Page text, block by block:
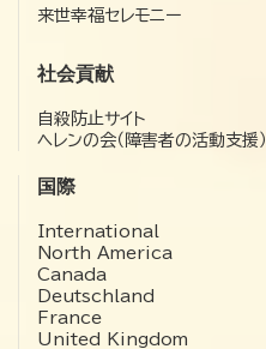
来世幸福セレモニー
社会貢献
自殺防止サイト
ヘレンの会（障害者の活動支援）
国際
International
North America
Canada
Deutschland
France
United Kingdom